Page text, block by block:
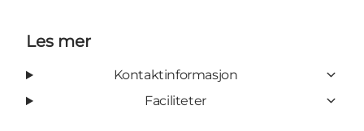
Les mer
Kontaktinformasjon
Faciliteter